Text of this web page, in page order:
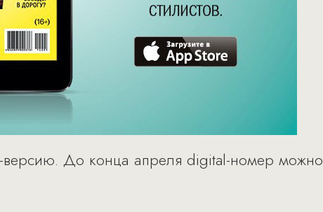
версию. До конца апреля digital-номер можно